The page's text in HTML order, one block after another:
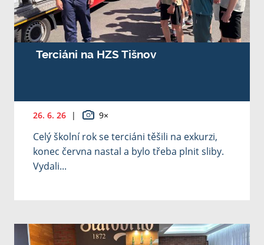
Terciáni na HZS Tišnov
26. 6. 26 | 9×
Celý školní rok se terciáni těšili na exkurzi,
konec června nastal a bylo třeba plnit sliby.
Vydali...